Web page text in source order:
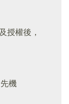
授權後，
機